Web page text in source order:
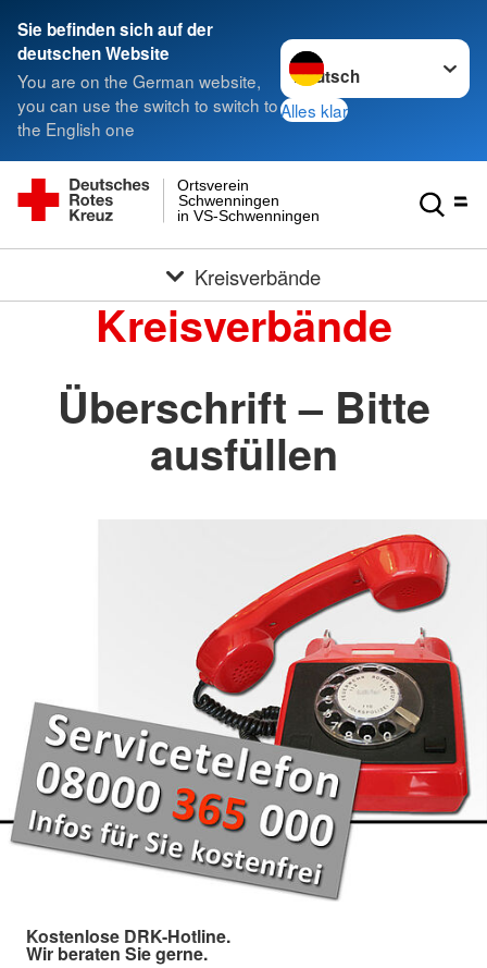
Sie befinden sich auf der
deutschen Website
You are on the German website,
you can use the switch to switch to
the English one
Sprache wechseln zu
Alles klar
in VS-Schwenningen
Schwenningen
Ortsverein
Kreisverbände
Kreisverbände
Überschrift – Bitte
ausfüllen
Kostenlose DRK-Hotline.
Wir beraten Sie gerne.